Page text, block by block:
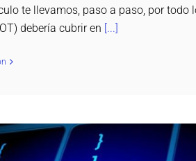
te llevamos, paso a paso, por todo
debería cubrir en [...]